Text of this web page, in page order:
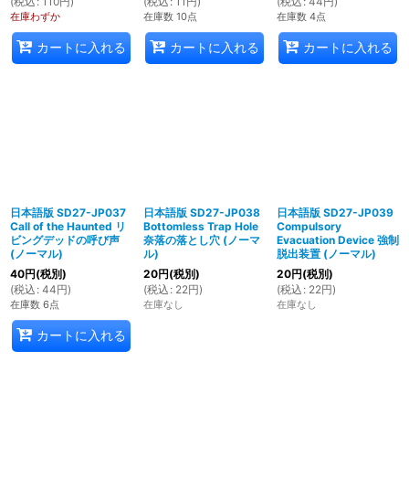
在庫わずか
カートに入れる
在庫数 10点
カートに入れる
在庫数 4点
カートに入れる
日本語版 SD27-JP037
Call of the Haunted リ
ビングデッドの呼び声
(ノーマル)
40円(税別)
(税込 : 44円)
在庫数 6点
カートに入れる
日本語版 SD27-JP038
Bottomless Trap Hole
奈落の落とし穴 (ノーマ
ル)
20円(税別)
(税込 : 22円)
在庫なし
日本語版 SD27-JP039
Compulsory
Evacuation Device 強制
脱出装置 (ノーマル)
20円(税別)
(税込 : 22円)
在庫なし